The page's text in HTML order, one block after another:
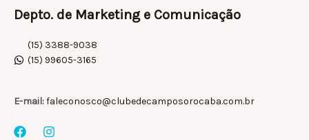
Depto. de Marketing e Comunicação
(15) 3388-9038
(15) 99605-3165
E-mail:faleconosco@clubedecamposorocaba.com.br